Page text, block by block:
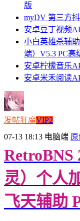
版
myDV 第三方
安卓豆丁视频
小白英雄杀辅
端）V5.3 PC高
安卓柠檬音乐
安卓米禾阅读
发帖狂魔VIP2
07-13 18:13 电脑端
RetroBNS
灵）个人
飞天辅助